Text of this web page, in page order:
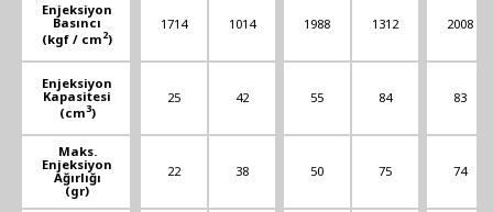
Enjeksiyon
Basıncı
(kgf / cm2)
Enjeksiyon
Kapasitesi
(cm3)
Maks.
Enjeksiyon
Ağırlığı
(gr)
1714 1014
25 42
22 38
1988 1312
55 84
50 75
2008
83
74